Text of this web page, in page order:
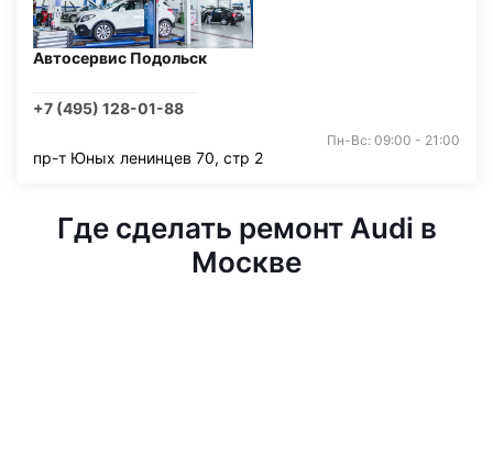
Автосервис Подольск
+7 (495) 128-01-88
Пн-Вс: 09:00 - 21:00
пр-т Юных ленинцев 70, стр 2
Где сделать ремонт Audi в
Москве